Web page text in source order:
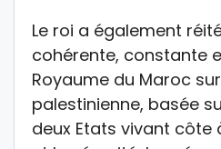
Le roi a également
cohérente, constante
Royaume du Maroc
palestinienne, basée
deux Etats vivant côte